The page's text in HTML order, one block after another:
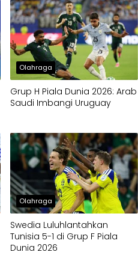
Olahraga
Grup H Piala Dunia 2026: Arab
Saudi Imbangi Uruguay
Olahraga
Swedia Luluhlantahkan
Tunisia 5-1 di Grup F Piala
Dunia 2026